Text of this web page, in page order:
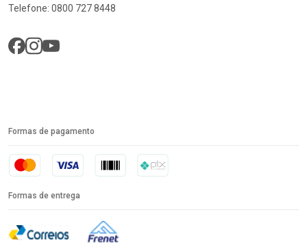
Telefone: 0800 727 8448
Formas de pagamento
Formas de entrega